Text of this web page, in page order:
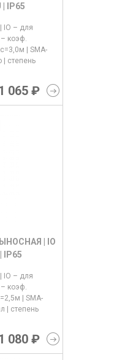
| IP65
065 ₽
IO – для
коэф.
| SMA-
| степень
| IO
IP65
080 ₽
IO – для
коэф.
| SMA-
| степень